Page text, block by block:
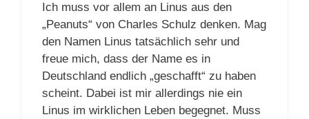
Ich muss vor allem an Linus aus den
„Peanuts“ von Charles Schulz denken. Mag
den Namen Linus tatsächlich sehr und
freue mich, dass der Name es in
Deutschland endlich „geschafft“ zu haben
scheint. Dabei ist mir allerdings nie ein
Linus im wirklichen Leben begegnet. Muss